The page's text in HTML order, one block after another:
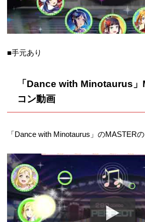
■手元あり
「Dance with Minotaurus
コン動画
「Dance with Minotaurus」のMASTER